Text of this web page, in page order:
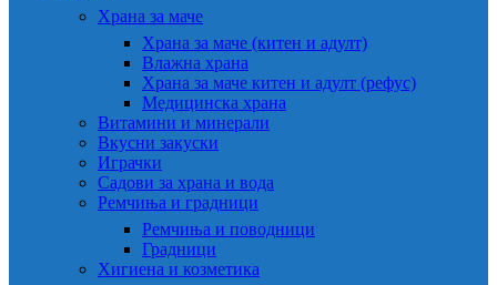
Храна за маче
Храна за маче (китен и адулт)
Влажна храна
Храна за маче китен и адулт (рефус)
Медицинска храна
Витамини и минерали
Вкусни закуски
Играчки
Садови за храна и вода
Ремчиња и градници
Ремчиња и поводници
Градници
Хигиена и козметика